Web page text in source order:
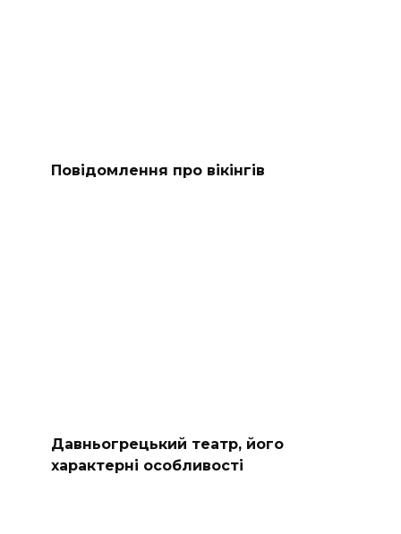
Повідомлення про вікінгів
Давньогрецький театр, його
характерні особливості